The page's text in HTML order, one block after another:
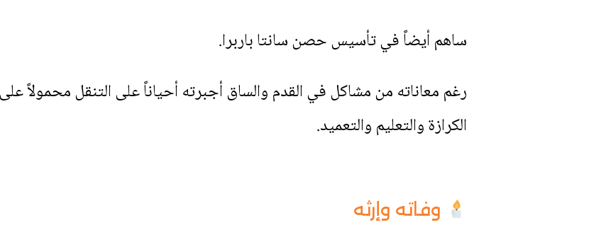
ساهم أيضاً في تأسيس حصن سانتا باربرا.
الكرازة والتعليم والتعميد.
وفاته وإرثه